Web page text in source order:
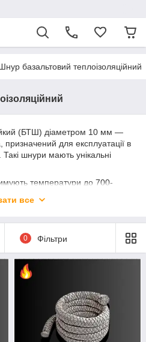
базальтовий теплоізоляційний
(БТШ) діаметром 10 мм —
призначений для експлуатації в
шнури мають унікальні
температури до 700-
та луговами.
довговічність навіть
є натуральним матеріалом,
під час експлуатації.
у печах, котлах,
промислового
все
0 Фільтри